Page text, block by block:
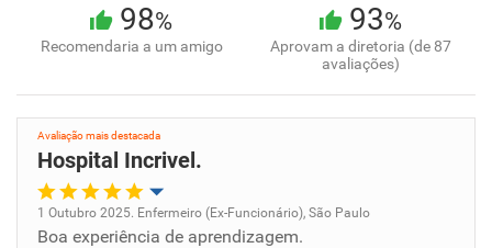
98%
Recomendaria a um amigo
93%
Aprovam a diretoria (de 87
avaliações)
Avaliação mais destacada
Hospital Incrivel.
Oportunidade de promoção
1 Outubro 2025. Enfermeiro (Ex-Funcionário), São Paulo
Boa experiência de aprendizagem.